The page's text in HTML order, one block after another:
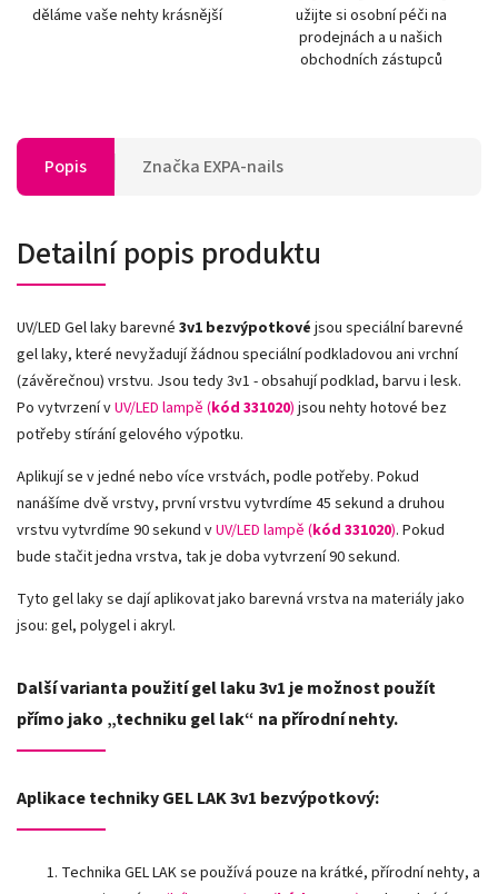
děláme vaše nehty krásnější
užijte si osobní péči na
prodejnách a u našich
obchodních zástupců
Popis Značka EXPA-nails
Detailní popis produktu
UV/LED Gel laky barevné 3v1 bezvýpotkové jsou speciální barevné
gel laky, které nevyžadují žádnou speciální podkladovou ani vrchní
(závěrečnou) vrstvu. Jsou tedy 3v1 - obsahují podklad, barvu i lesk.
Po vytvrzení vUV/LED lampě (kód 331020) jsou nehty hotové bez
potřeby stírání gelového výpotku.
Aplikují se v jedné nebo více vrstvách, podle potřeby. Pokud
nanášíme dvě vrstvy, první vrstvu vytvrdíme 45 sekund a druhou
vrstvu vytvrdíme 90 sekund vUV/LED lampě (kód 331020). Pokud
bude stačit jedna vrstva, tak je doba vytvrzení 90 sekund.
Tyto gel laky se dají aplikovat jako barevná vrstva na materiály jako
jsou: gel, polygel i akryl.
Další varianta použití gel laku 3v1 je možnost použít
přímo jako „techniku gel lak“ na přírodní nehty.
Aplikace techniky GEL LAK 3v1 bezvýpotkový:
Technika GEL LAK se používá pouze na krátké, přírodní nehty, a